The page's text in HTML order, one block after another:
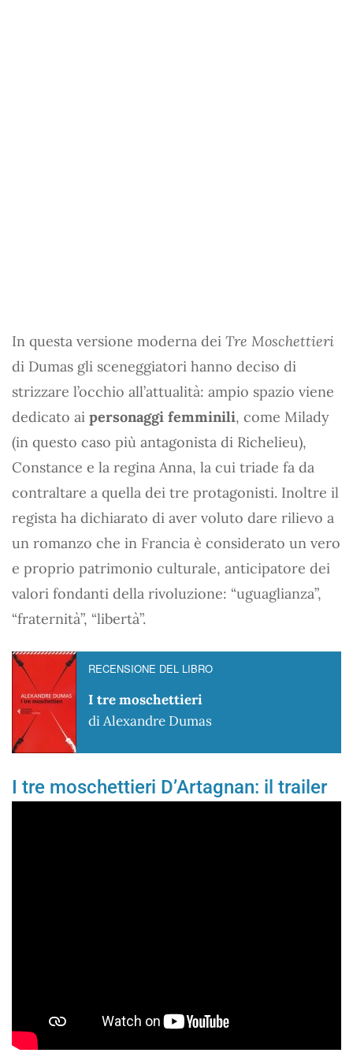
In questa versione moderna dei Tre Moschettieri
di Dumas gli sceneggiatori hanno deciso di
strizzare l’occhio all’attualità: ampio spazio viene
dedicato ai personaggi femminili, come Milady
(in questo caso più antagonista di Richelieu),
Constance e la regina Anna, la cui triade fa da
contraltare a quella dei tre protagonisti. Inoltre il
regista ha dichiarato di aver voluto dare rilievo a
un romanzo che in Francia è considerato un vero
e proprio patrimonio culturale, anticipatore dei
valori fondanti della rivoluzione: “uguaglianza”,
“fraternità”, “libertà”.
RECENSIONE DEL LIBRO
I tre moschettieri
di Alexandre Dumas
I tre moschettieri D’Artagnan: il trailer